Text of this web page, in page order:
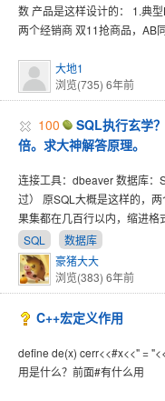
数 产品是这样设计的： 1.典
两个经销商 双11抢商品，AB
大地1
浏览(735) 6年前
100
SQL执行玄学
倍。求大神解答原理。
连接工具：dbeaver 数据库：
过） 原SQL大概是这样的，
果集都在几百行以内，缩进格
SQL
数据库
豪猪大大
浏览(383) 6年前
C++宏定义作用
define de(x) cerr<<#x<<" =
用是什么？前面#有什么用